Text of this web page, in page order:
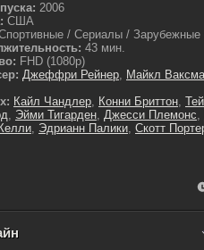
2006
США
/ Сериалы / Зарубежные
43 мин.
FHD (1080p)
Джеффри Рейнер, Майкл
Кайл Чандлер, Конни Бриттон,
, Эйми Тигарден, Джесси Племонс,
, Эдрианн Палики, Скотт